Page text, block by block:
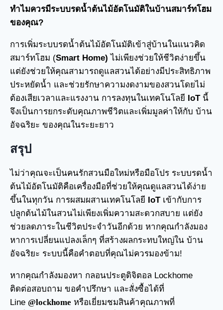
ทำไมควรมีระบบรดน้ำต้นไม้อัตโนมัติในบ้านสมาร์ทโฮม
ของคุณ?
การเพิ่มระบบรดน้ำต้นไม้อัตโนมัติเข้าสู่บ้านในแนวคิด
สมาร์ทโฮม (Smart Home) ไม่เพียงช่วยให้ชีวิตง่ายขึ้น
แต่ยังช่วยให้คุณสามารถดูแลสวนได้อย่างมีประสิทธิภาพ
ประหยัดน้ำ และช่วยรักษาความงดงามของสวนโดยไม่
ต้องเสียเวลาและแรงงาน การลงทุนในเทคโนโลยี IoTนี้
จึงเป็นการยกระดับคุณภาพชีวิตและเพิ่มมูลค่าให้กับ บ้าน
อัจฉริยะ ของคุณในระยะยาว
สรุป
ไม่ว่าคุณจะเป็นคนรักสวนมือใหม่หรือมือโปร ระบบรดน้ำ
ต้นไม้อัตโนมัติคือเครื่องมือที่ช่วยให้คุณดูแลสวนได้ง่าย
ขึ้นในทุกวัน การผสมผสานเทคโนโลยี IoTเข้ากับการ
ปลูกต้นไม้ในสวนไม่เพียงเพิ่มความสะดวกสบาย แต่ยัง
ช่วยลดภาระในชีวิตประจำวันอีกด้วย หากคุณกำลังมอง
หาการเปลี่ยนแปลงเล็กๆ ที่สร้างผลกระทบใหญ่ใน บ้าน
อัจฉริยะ ระบบนี้คือคำตอบที่คุณไม่ควรมองข้าม!
หากคุณกำลังมองหา กลอนประตูดิจิตอล Lockhome
ติดต่อสอบถาม ขอคำปรึกษา และสั่งซื้อได้ที่
Line @lockhome หรือเยี่ยมชมสินค้าคุณภาพที่